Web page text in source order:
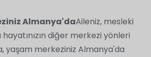
Almanya'daAileniz, mesleki
diğer merkezi yönleri
yaşam merkeziniz Almanya'da